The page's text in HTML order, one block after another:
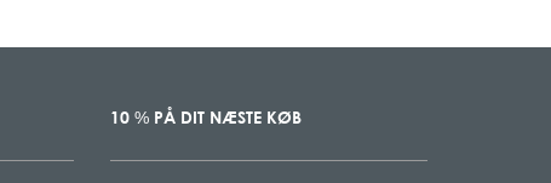
10 %PÅ DIT NÆSTE KØB